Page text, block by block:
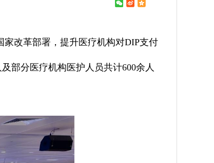
改革部署，提升医疗机构对DIP支付
部分医疗机构医护人员共计600余人